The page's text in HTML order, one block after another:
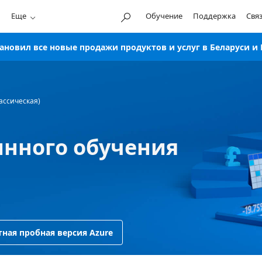
Еще Обучение Поддержка
все новые продажи продуктов и услуг в Беларуси и
обучения
пробная версия Azure